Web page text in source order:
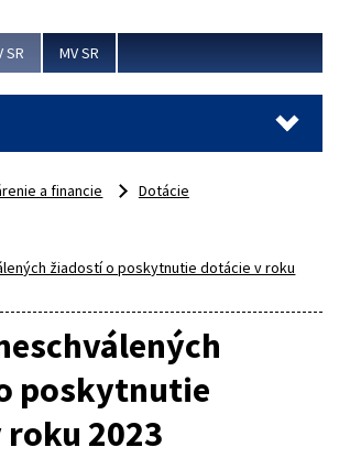
SR MV SR
a financie
Dotácie
žiadostí o poskytnutie dotácie v roku
poskytnutie
2023